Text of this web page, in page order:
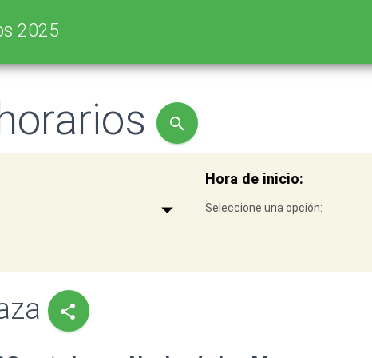
2025
search
Hora de inicio:
share